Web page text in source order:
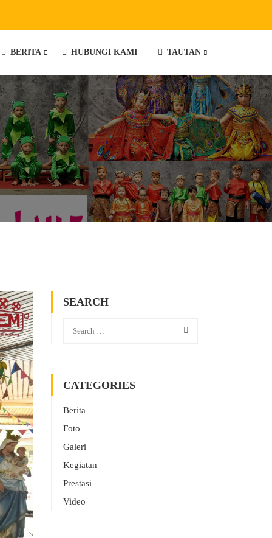
BERITA HUBUNGI KAMI TAUTAN
SEARCH
CATEGORIES
Berita
Foto
Galeri
Kegiatan
Prestasi
Video